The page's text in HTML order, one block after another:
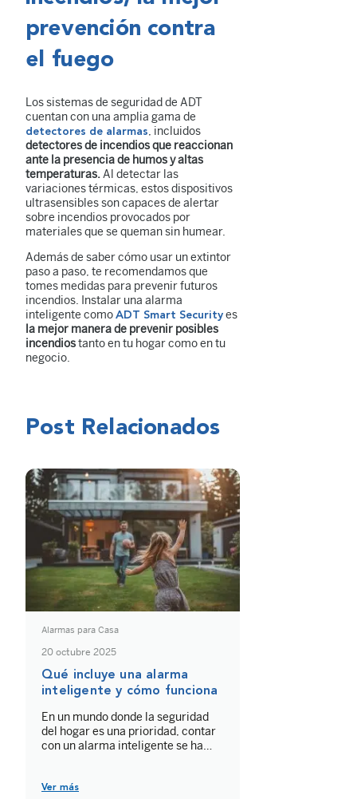
prevención contra
el fuego
Los sistemas de seguridad de ADT
cuentan con una amplia gama de
detectores de alarmas, incluidos
detectores de incendios que reaccionan
ante la presencia de humos y altas
temperaturas.Al detectar las
variaciones térmicas, estos dispositivos
ultrasensibles son capaces de alertar
sobre incendios provocados por
materiales que se queman sin humear.
Además de saber cómo usar un extintor
paso a paso, te recomendamos que
tomes medidas para prevenir futuros
incendios. Instalar una alarma
inteligente como ADT Smart Security es
la mejor manera de prevenir posibles
incendiostanto en tu hogar como en tu
negocio.
Post Relacionados
Alarmas para Casa
20 octubre 2025
Qué incluye una alarma
inteligente y cómo funciona
En un mundo donde la seguridad
del hogar es una prioridad, contar
con un alarma inteligente se ha
familia y tus bienes. Pero, ¿sabes
Ver más